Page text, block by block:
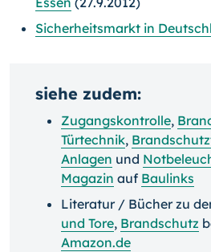
Sicherheitsmarkt in
siehe zudem:
Zugangskontrolle,
Türtechnik,
Anlagen und
Magazin auf Baulinks
Literatur / Bücher zu
und Tore, Brandschutz
Amazon.de